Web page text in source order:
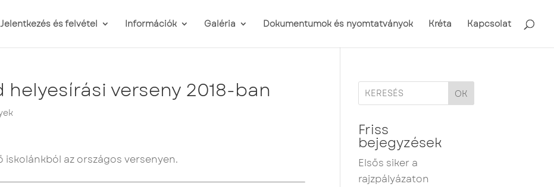
Jelentkezés és felvétel Információk Galéria Dokumentumok és nyomtatványok Kréta Kapcsolat
verseny 2018-ban
iskolánkból az országos versenyen.
OK
Friss
bejegyzések
Elsős siker a
rajzpályázaton